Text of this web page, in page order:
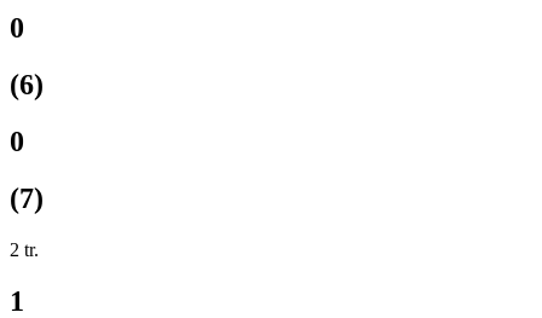
0
(6)
0
(7)
2 tr.
1